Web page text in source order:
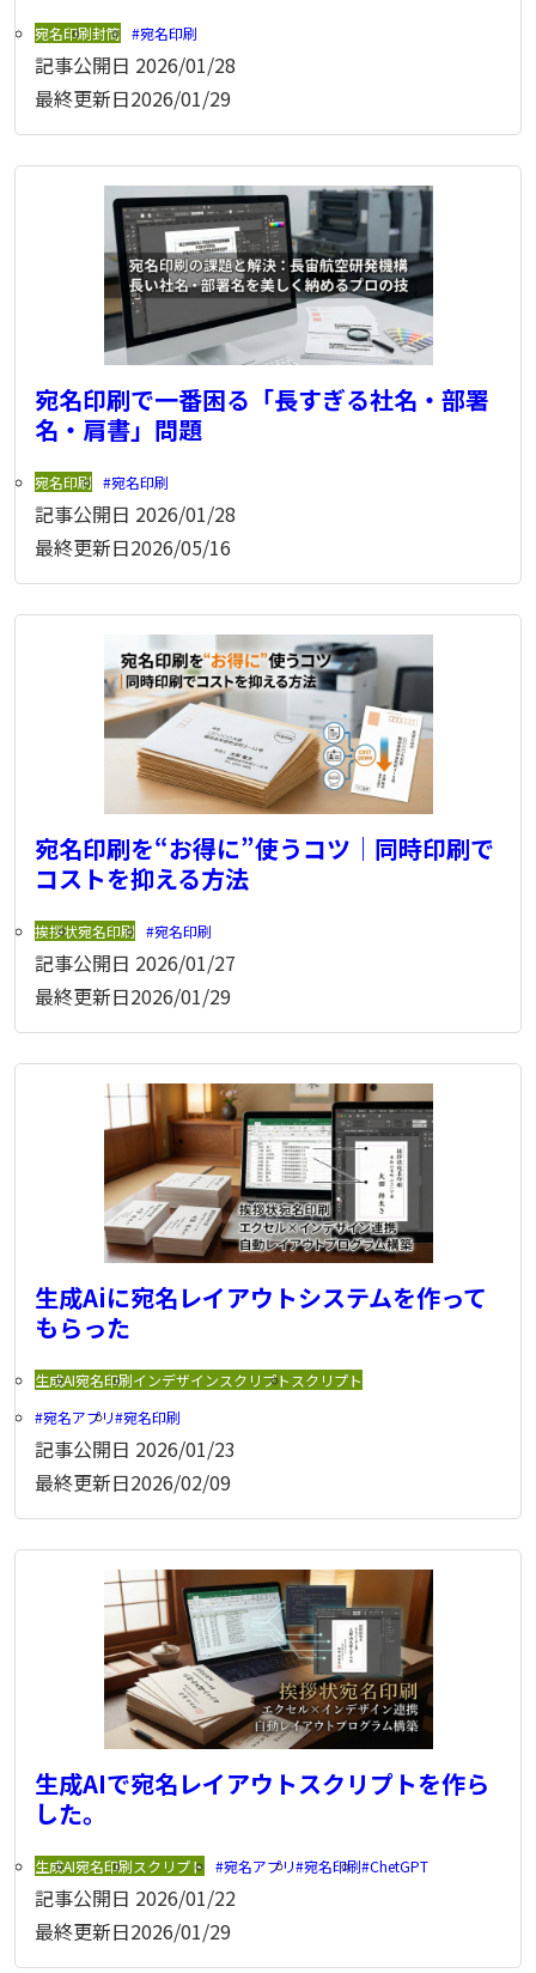
宛名印刷封筒 宛名印刷
記事公開日 2026/01/28
最終更新日2026/01/29
宛名印刷で一番困る「長すぎる社名・部署
名・肩書」問題
宛名印刷 宛名印刷
記事公開日 2026/01/28
最終更新日2026/05/16
宛名印刷を“お得に”使うコツ｜同時印刷で
コストを抑える方法
挨拶状宛名印刷 宛名印刷
記事公開日 2026/01/27
最終更新日2026/01/29
生成Aiに宛名レイアウトシステムを作って
もらった
生成AI宛名印刷インデザインスクリプト スクリプト
宛名アプリ 宛名印刷
記事公開日 2026/01/23
最終更新日2026/02/09
生成AIで宛名レイアウトスクリプトを作ら
した。
生成AI宛名印刷スクリプト 宛名アプリ 宛名印刷 ChetGPT
記事公開日 2026/01/22
最終更新日2026/01/29